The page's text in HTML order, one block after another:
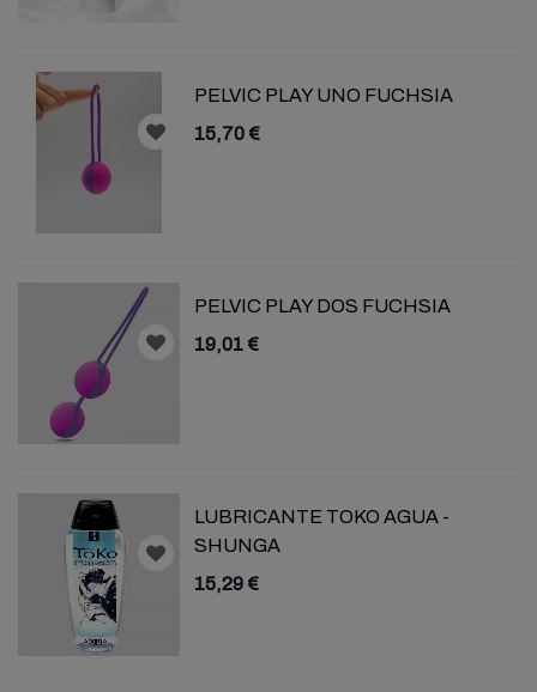
PELVIC PLAY UNO FUCHSIA
15,70 €
PELVIC PLAY DOS FUCHSIA
19,01 €
LUBRICANTE TOKO AGUA -
SHUNGA
15,29 €